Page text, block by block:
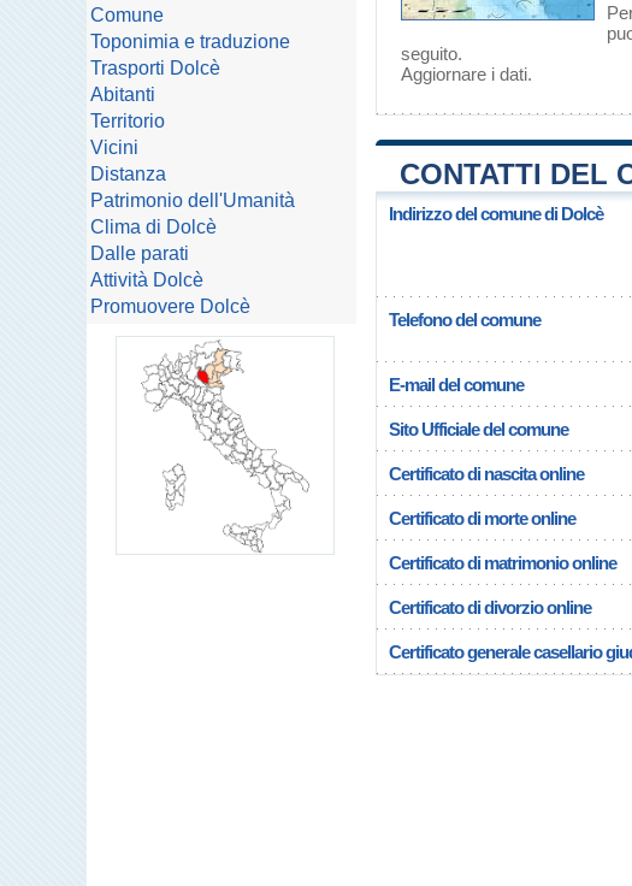
seguito.
Aggiornare i dati.
CONTATTI DEL
Indirizzo del comune di Dolcè
Telefono del comune
E-mail del comune
Sito Ufficiale del comune
Certificato di nascita online
Certificato di morte online
Certificato di matrimonio online
Certificato di divorzio online
Certificato generale casellario
Comune
Toponimia e traduzione
Trasporti Dolcè
Abitanti
Territorio
Vicini
Distanza
Patrimonio dell'Umanità
Clima di Dolcè
Dalle parati
Attività Dolcè
Promuovere Dolcè